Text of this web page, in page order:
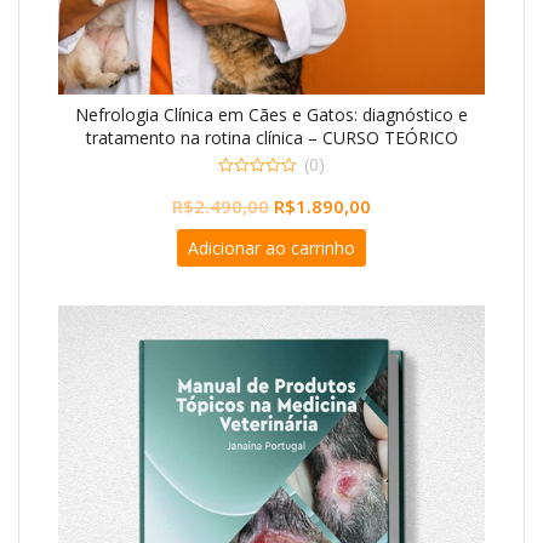
Nefrologia Clínica em Cães e Gatos: diagnóstico e
tratamento na rotina clínica – CURSO TEÓRICO
PRÁTICO
o
u
t
o
f
(0)
R$2.490,00 O
preço
original
R$2.490,00.
R$1.890,00
R$1.890,00.
Adicionar ao carrinho